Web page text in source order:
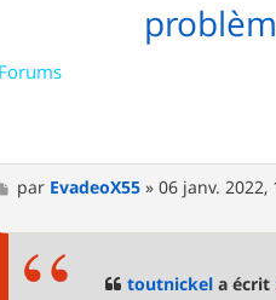
M
e
par EvadeoX55 »06 janv. 2022,
toutnickel a écrit